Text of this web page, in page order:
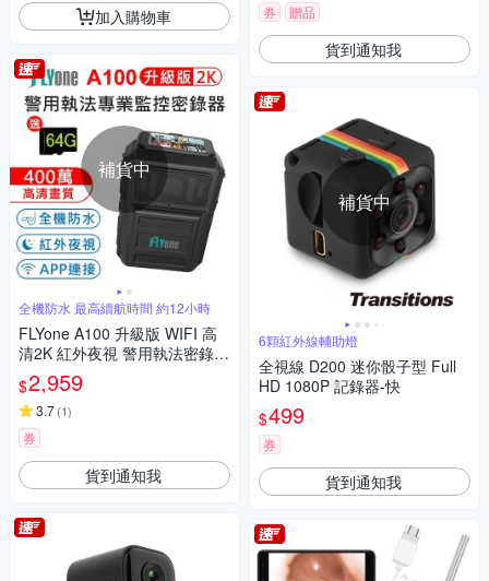
加入購物車
補貨中
全機防水 最高續航時間 約12小時
FLYone A100 升級版 WIFI 高
清2K 紅外夜視 警用執法密錄器
(加碼送 專用座充)-急
$2,959
3.7(1)
券
貨到通知我
券 贈品
貨到通知我
補貨中
6顆紅外線輔助燈
全視線 D200 迷你骰子型 Full
HD 1080P 記錄器-快
$499
券
貨到通知我